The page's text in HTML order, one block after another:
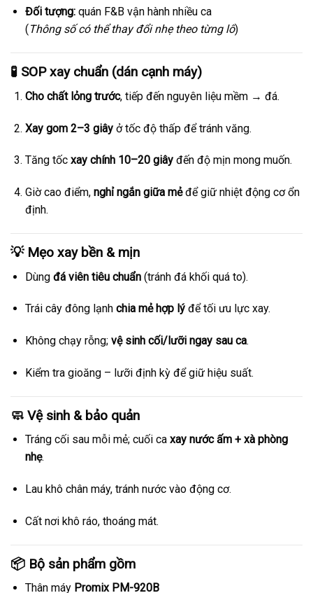
Đối tượng:quán F&B vận hành nhiều ca
( Thông số có thể thay đổi nhẹ theo từng lô)
🧪 SOP xay chuẩn (dán cạnh máy)
Cho chất lỏng trước, tiếp đến nguyên liệu mềm → đá.
Xay gom 2–3 giâyở tốc độ thấp để tránh văng.
Tăng tốc xay chính 10–20 giâyđến độ mịn mong muốn.
Giờ cao điểm, nghỉ ngắn giữa mẻđể giữ nhiệt động cơ ổn
định.
💡 Mẹo xay bền & mịn
Dùng đá viên tiêu chuẩn(tránh đá khối quá to).
Trái cây đông lạnh chia mẻ hợp lýđể tối ưu lực xay.
Không chạy rỗng; vệ sinh cối/lưỡi ngay sau ca.
Kiểm tra gioăng – lưỡi định kỳ để giữ hiệu suất.
🧼 Vệ sinh & bảo quản
Tráng cối sau mỗi mẻ; cuối ca xay nước ấm + xà phòng
nhẹ.
Lau khô chân máy, tránh nước vào động cơ.
Cất nơi khô ráo, thoáng mát.
📦 Bộ sản phẩm gồm
Thân máy Promix PM-920B